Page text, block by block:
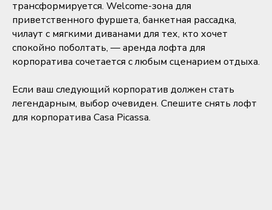
трансформируется. Welcome-зона для
приветственного фуршета, банкетная рассадка,
чилаут с мягкими диванами для тех, кто хочет
спокойно поболтать, — аренда лофта для
корпоратива сочетается с любым сценарием отдыха.
Если ваш следующий корпоратив должен стать
легендарным, выбор очевиден. Спешите снять лофт
для корпоратива Casa Picassa.